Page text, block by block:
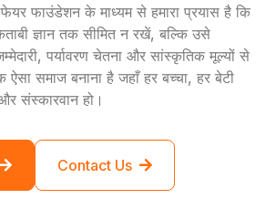
फाउंडेशन के माध्यम से हमारा प्रयास है कि
ज्ञान तक सीमित न रखें, बल्कि उसे
पर्यावरण चेतना और सांस्कृतिक मूल्यों से
ऐसा समाज बनाना है जहाँ हर बच्चा, हर बेटी
संस्कारवान हो।
Contact Us